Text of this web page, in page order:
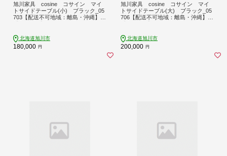
旭川家具 cosine コサイン マイ
トサイドテーブル(小) ブラック_05
703【配送不可地域：離島・沖縄】
北海道旭川市
180,000 円
旭川家具 cosine コサイン マイ
トサイドテーブル(大) ブラック_05
706【配送不可地域：離島・沖縄】
北海道旭川市
200,000 円